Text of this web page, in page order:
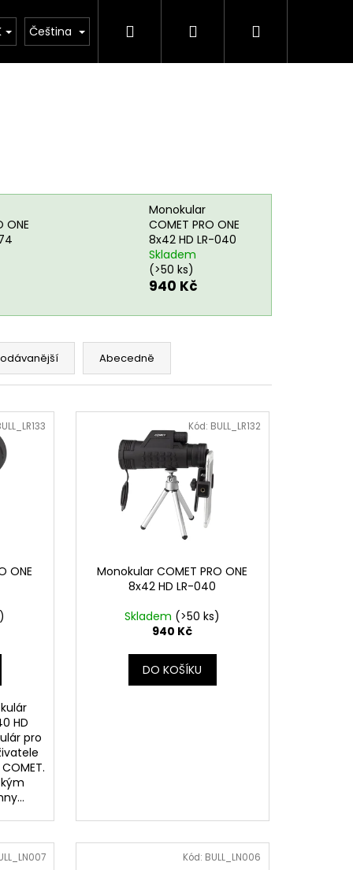
Důležité legislativní změny od 1. 1. 2026
Čeština Hledat PřihlášeníNákupní
ONE
Monokular
COMET PRO ONE
8x42 HD LR-040
Skladem
(>50 ks)
940 Kč
Abecedně
ONE
HD
pro
Monokular COMET PRO ONE
8x42 HD LR-040
Skladem (>50 ks)
940 Kč
DO KOŠÍKU
Kód: BULL_LR132
Kód: BULL_LN006
KUŠÍ 16" - 1 KS